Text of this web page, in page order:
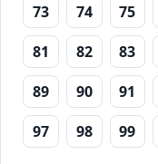
73
74 75
81
82 83
89
90 91
97
98 99